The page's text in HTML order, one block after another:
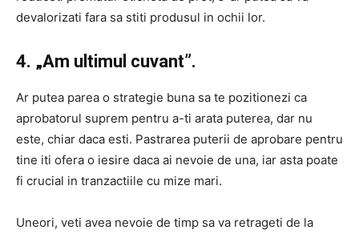
devalorizati fara sa stiti produsul in ochii lor.
4. „Am ultimul cuvant”.
Ar putea parea o strategie buna sa te pozitionezi ca
aprobatorul suprem pentru a-ti arata puterea, dar nu
este, chiar daca esti. Pastrarea puterii de aprobare pentru
tine iti ofera o iesire daca ai nevoie de una, iar asta poate
fi crucial in tranzactiile cu mize mari.
Uneori, veti avea nevoie de timp sa va retrageti de la